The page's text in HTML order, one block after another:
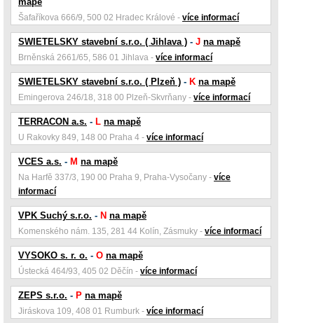
Šafaříkova 666/9, 500 02 Hradec Králové - více informací
SWIETELSKY stavební s.r.o. ( Jihlava ) - J na mapě
Brněnská 2661/65, 586 01 Jihlava - více informací
SWIETELSKY stavební s.r.o. ( Plzeň ) - K na mapě
Emingerova 246/18, 318 00 Plzeň-Skvrňany - více informací
TERRACON a.s. - L na mapě
U Rakovky 849, 148 00 Praha 4 - více informací
VCES a.s. - M na mapě
Na Harfě 337/3, 190 00 Praha 9, Praha-Vysočany - více
informací
VPK Suchý s.r.o. - N na mapě
Komenského nám. 135, 281 44 Kolín, Zásmuky - více informací
VYSOKO s. r. o. - O na mapě
Ústecká 464/93, 405 02 Děčín - více informací
ZEPS s.r.o. - P na mapě
Jiráskova 109, 408 01 Rumburk - více informací